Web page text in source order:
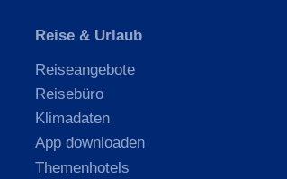
Reise & Urlaub
Reiseangebote
Reisebüro
Klimadaten
App downloaden
Themenhotels